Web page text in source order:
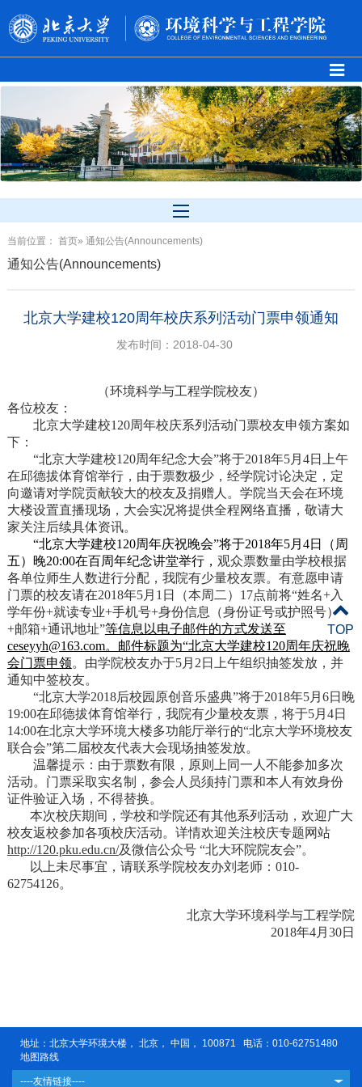
当前位置： 首页» 通知公告(Announcements)
通知公告(Announcements)
北京大学建校120周年校庆系列活动门票申领通知
发布时间：2018-04-30
（环境科学与工程学院校友）
各位校友：
北京大学建校120周年校庆系列活动门票校友申领方案如
下：
“北京大学建校120周年纪念大会”将于2018年5月4日上午
在邱德拔体育馆举行，由于票数极少，经学院讨论决定，定
向邀请对学院贡献较大的校友及捐赠人。学院当天会在环境
大楼设置直播现场，大会实况将提供全程网络直播，敬请大
家关注后续具体资讯。
“北京大学建校120周年庆祝晚会”将于2018年5月 4日（周
五）晚20:00在百周年纪念讲堂举行， 观众票数量由学校根据
各单位师生人数进行分配，我院有少量校友票。有意愿申请
门票的校友请在2018年5月1日（本周二）17点前将“姓名+入
学年份+就读专业+手机号+身份信息（身份证号或护照号）
+邮箱+通讯地址”等信息以电子邮件的方式发送至
ceseyyh@163.com。邮件标题为“北京大学建校120周年庆祝晚
会门票申领。由学院校友办于5月2日上午组织抽签发放，并
通知中签校友。
“北京大学2018后校园原创音乐盛典”将于2018年5月6日晚
19:00在邱德拔体育馆举行，我院有少量校友票，将于5月4日
14:00在北京大学环境大楼多功能厅举行的“北京大学环境校友
联合会”第二届校友代表大会现场抽签发放。
温馨提示：由于票数有限，原则上同一人不能参加多次
活动。门票采取实名制，参会人员须持门票和本人有效身份
证件验证入场，不得替换。
本次校庆期间，学校和学院还有其他系列活动，欢迎广大
校友返校参加各项校庆活动。详情欢迎关注校庆专题网站
http://120.pku.edu.cn/及微信公众号 “北大环院院友会”。
以上未尽事宜，请联系学院校友办刘老师：010-
62754126。
北京大学环境科学与工程学院
2018年4月30日
地址：北京大学环境大楼， 北京， 中国， 100871 电话：010-62751480
地图路线
----友情链接----
TOP